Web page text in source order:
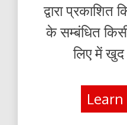
द्वारा
के सम्बंधित
लिए में खुद